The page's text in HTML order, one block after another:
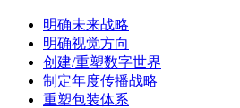
明确未来战略
明确视觉方向
创建/重塑数字世界
制定年度传播战略
重塑包装体系